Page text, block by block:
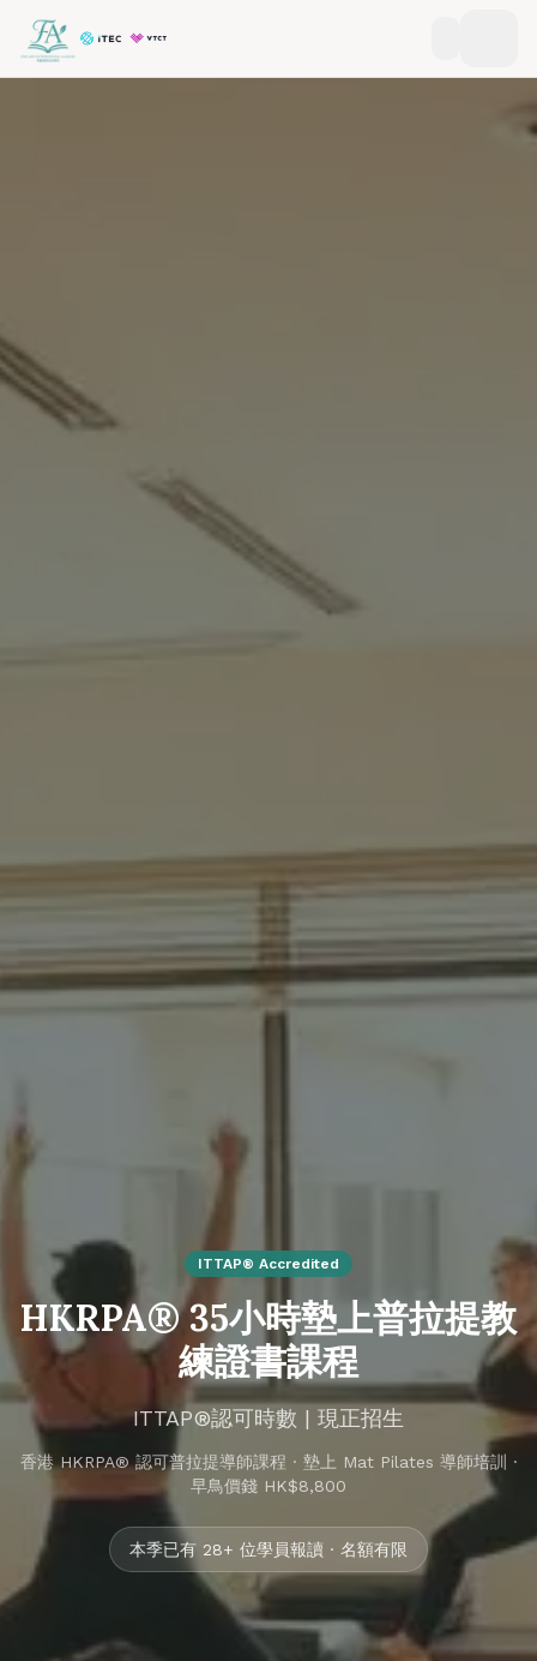
ITTAP® Accredited
HKRPA® 35小時墊上普拉提教
練證書課程
ITTAP®認可時數 | 現正招生
香港 HKRPA® 認可普拉提導師課程 · 墊上 Mat Pilates 導師培訓 ·
早鳥價錢 HK$8,800
本季已有 28+ 位學員報讀 · 名額有限